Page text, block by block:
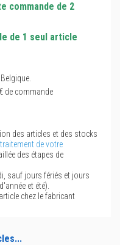
commande de 2
de 1 seul article
de commande
des articles et des stocks
traitement de votre
des étapes de
sauf jours fériés et jours
et été).
chez le fabricant